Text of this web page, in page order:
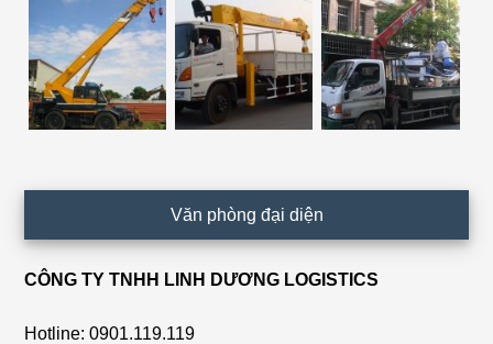
Văn phòng đại diện
CÔNG TY TNHH LINH DƯƠNG LOGISTICS
Hotline: 0901.119.119